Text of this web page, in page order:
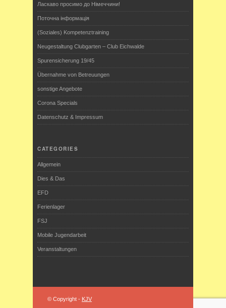
Ласкаво просимо до Німеччини!
Поточна інформація
(Soziales) Kompetenztraining
Neugestaltung Clubgarten – Club Eichwalde
Spurensicherung 19/45
Übernahme von Betreuungen
sonstige Angebote
Corona Specials
Datenschutz & Impressum
CATEGORIES
Allgemein
Dies & Das
EFD
Ferienlager
FSJ
Mobile Jugendarbeit
Veranstaltungen
© Copyright - KJV